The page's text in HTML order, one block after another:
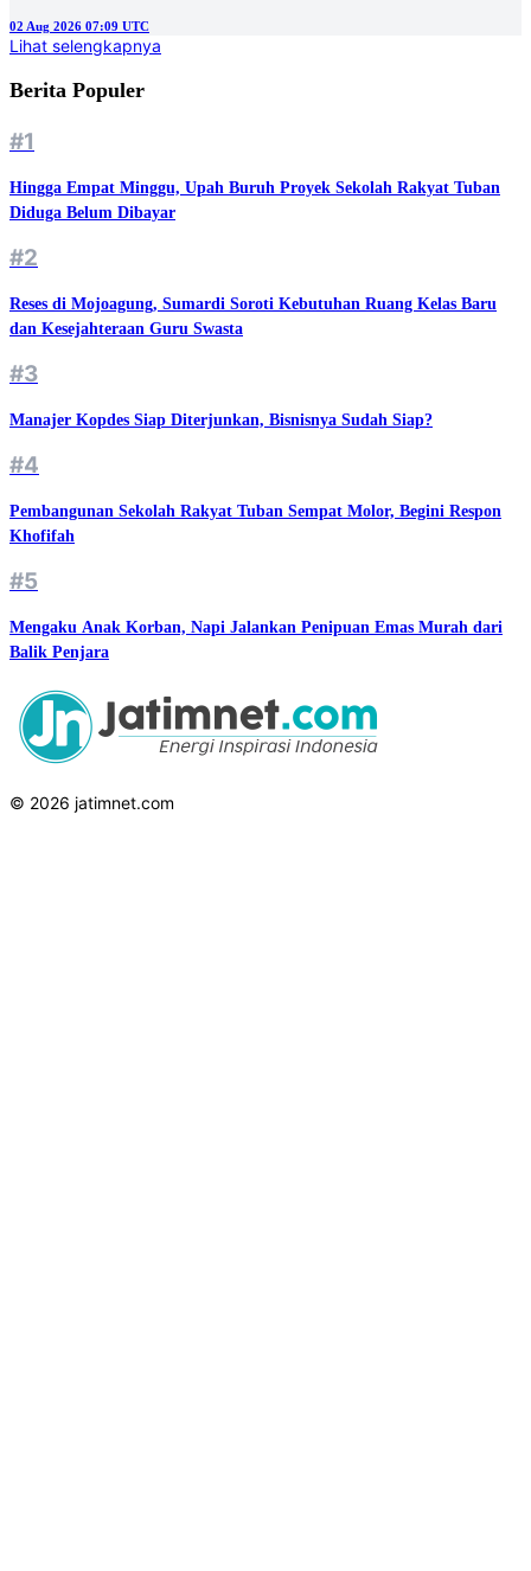
02 Aug 2026 07:09 UTC
Lihat selengkapnya
Berita Populer
#1
Hingga Empat Minggu, Upah Buruh Proyek Sekolah Rakyat Tuban
Diduga Belum Dibayar
#2
Reses di Mojoagung, Sumardi Soroti Kebutuhan Ruang Kelas Baru
dan Kesejahteraan Guru Swasta
#3
Manajer Kopdes Siap Diterjunkan, Bisnisnya Sudah Siap?
#4
Pembangunan Sekolah Rakyat Tuban Sempat Molor, Begini Respon
Khofifah
#5
Mengaku Anak Korban, Napi Jalankan Penipuan Emas Murah dari
Balik Penjara
© 2026 jatimnet.com